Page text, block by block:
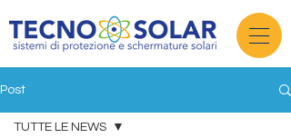
Post
TUTTE LE NEWS